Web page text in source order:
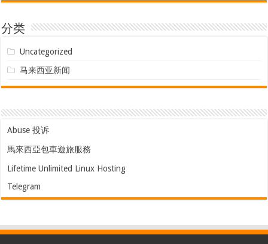
分类
Uncategorized
马来西亚新闻
Abuse 投诉
馬來西亞包車遊旅服務
Lifetime Unlimited Linux Hosting
Telegram